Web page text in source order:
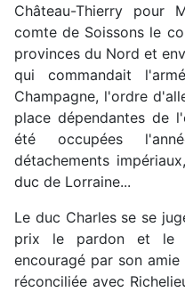
Château-Thierry pour
comte de Soissons le
provinces du Nord et
qui commandait
Champagne, l'ordre
place dépendantes de
été occupées
détachements
duc de Lorraine...
Le duc Charles se se
prix le pardon et le
encouragé par son
réconciliée avec